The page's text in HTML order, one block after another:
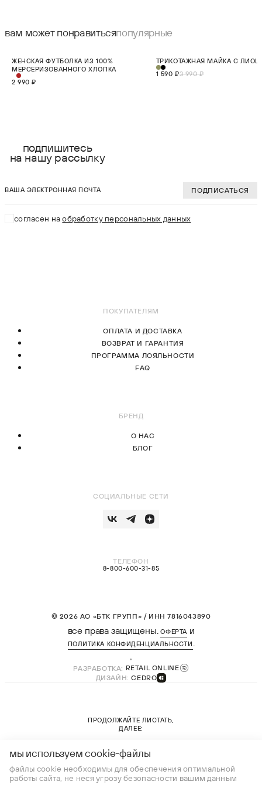
вам может понравитьсяпопулярные
S
ЖЕНСКАЯ ФУТБОЛКА ИЗ 100%
МЕРСЕРИЗОВАННОГО ХЛОПКА
2 990 ₽
ТРИКОТАЖНАЯ МАЙКА С
1 590 ₽3 990 ₽
подпишитесь
на нашу рассылку
ПОДПИСАТЬСЯ
согласен наобработку персональных данных
СОЦИАЛЬНЫЕ СЕТИ
ТЕЛЕФОН
8-800-600-31-85
ПОКУПАТЕЛЯМ
ОПЛАТА И ДОСТАВКА
ВОЗВРАТ И ГАРАНТИЯ
ПРОГРАММА ЛОЯЛЬНОСТИ
FAQ
БРЕНД
О НАС
БЛОГ
© 2026 АО «БТК ГРУПП» / ИНН 7816043890
все права защищены.ОФЕРТА и
ПОЛИТИКА КОНФИДЕНЦИАЛЬНОСТИ
РАЗРАБОТКА: RETAIL ONLINE
ДИЗАЙН:CEDRO
ПРОДОЛЖАЙТЕ ЛИСТАТЬ,
ДАЛЕЕ:
новая коллекция
мы используем cookie-файлы
файлы cookie необходимы для обеспечения оптимальной
работы сайта, не неся угрозу безопасности вашим данным